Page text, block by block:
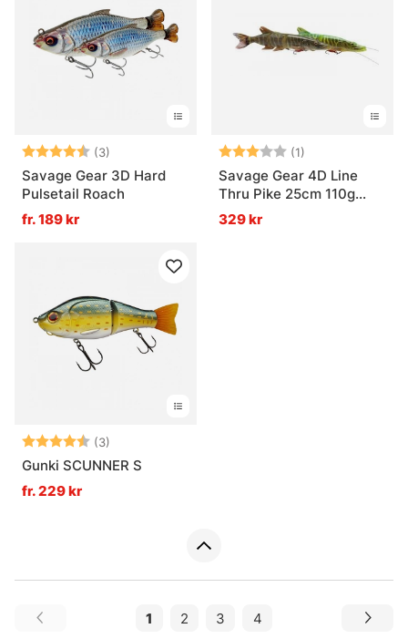
Betyg: (3)
4.3 utav 5 stjärnor
Savage Gear 3D Hard
Pulsetail Roach
fr. 189 kr
Betyg: (1)
Savage Gear 4D Line
Thru Pike 25cm 110g
Slow Sink
329 kr
Betyg: (3)
Gunki SCUNNER S
fr. 229 kr
1 2 3 4